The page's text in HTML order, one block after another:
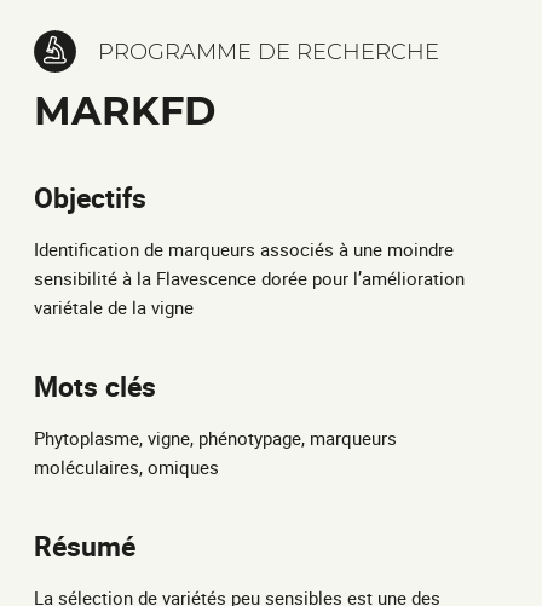
PROGRAMME DE RECHERCHE
MARKFD
Objectifs
Identification de marqueurs associés à une moindre
sensibilité à la Flavescence dorée pour l’amélioration
variétale de la vigne
Mots clés
Phytoplasme, vigne, phénotypage, marqueurs
moléculaires, omiques
Résumé
La sélection de variétés peu sensibles est une des